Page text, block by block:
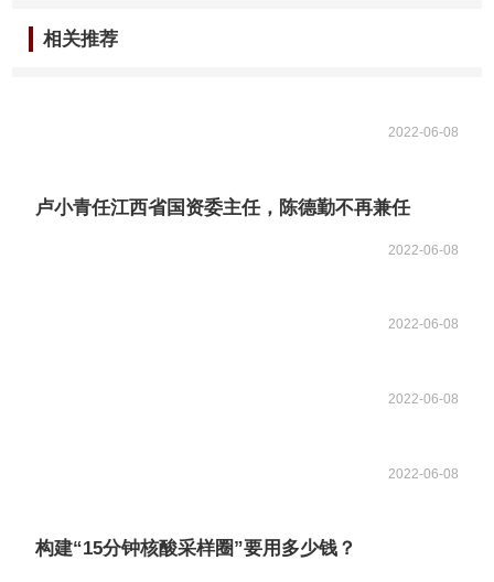
相关推荐
2022-06-08
卢小青任江西省国资委主任，陈德勤不再兼任
2022-06-08
2022-06-08
2022-06-08
2022-06-08
构建“15分钟核酸采样圈”要用多少钱？